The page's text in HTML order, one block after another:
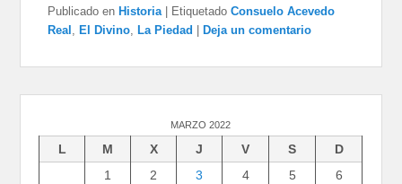
Publicado en Historia Etiquetado Consuelo Acevedo
Real , El Divino, La Piedad Deja un comentario
MARZO 2022
L M X J V S
D
1
2 3 4 5
6